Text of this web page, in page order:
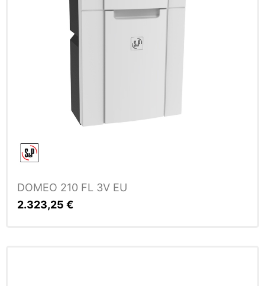
DOMEO 210 FL 3V EU
2.323,25 €